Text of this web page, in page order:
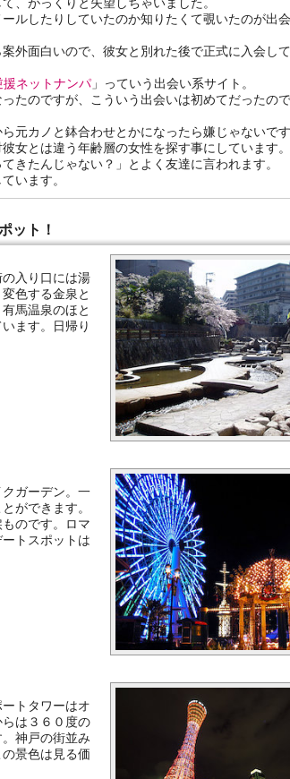
、がっくりと失望しちゃいました。
ルしたりしていたのか知りたくて覗いたのが出
外面白いので、彼女と別れた後で正式に入会し
援ネットナンパ 」っていう出会い系サイト。
たのですが、こういう出会いは初めてだったの
元カノと鉢合わせとかになったら嫌じゃないで
女とは違う年齢層の女性を探す事にしています。
きたんじゃない？」とよく友達に言われます。
います。
ット！
入り口には湯
色する金泉と
馬温泉のほと
ます。日帰り
ガーデン。一
ができます。
のです。ロマ
トスポットは
トタワーはオ
は３６０度の
神戸の街並み
景色は見る価